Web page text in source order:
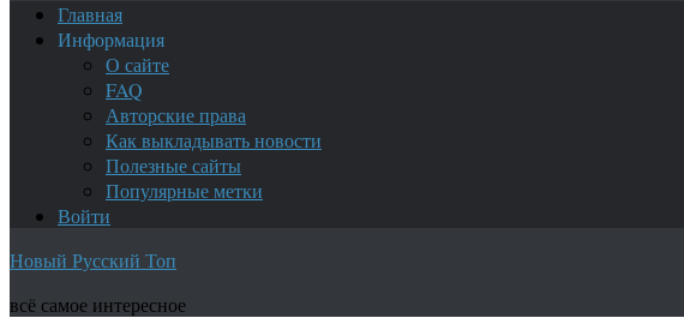
Главная
Информация
О сайте
FAQ
Авторские права
Как выкладывать новости
Полезные сайты
Популярные метки
Войти
Новый Русский Топ
всё самое интересное